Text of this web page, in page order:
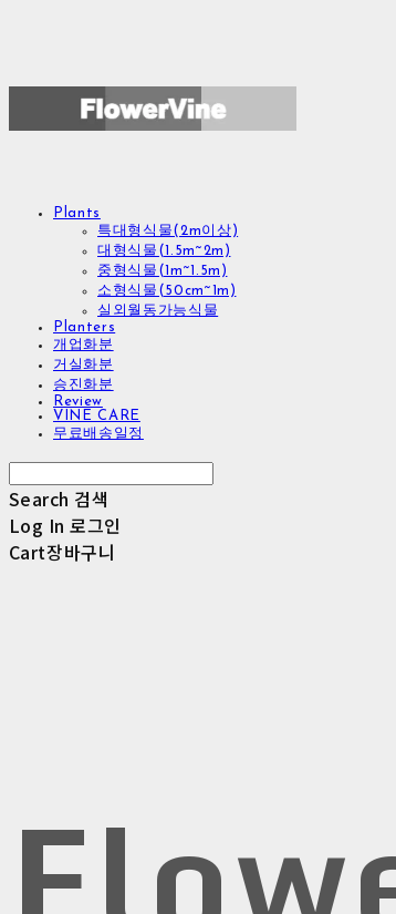
Plants
특대형식물(2m이상)
대형식물(1.5m~2m)
중형식물(1m~1.5m)
소형식물(50cm~1m)
실외월동가능식물
Planters
개업화분
거실화분
승진화분
Review
VINE CARE
무료배송일정
Search 검색
Log In 로그인
Cart장바구니